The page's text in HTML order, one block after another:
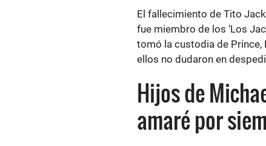
El fallecimiento de Tito
fue miembro de los ‘Los
tomó la custodia de Prince,
ellos no dudaron en
Hijos de
amaré por